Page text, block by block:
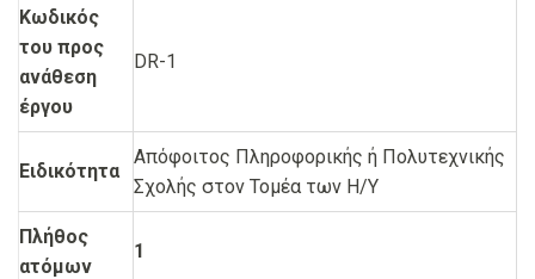
Κωδικός
του προς
ανάθεση
έργου
DR-1
Ειδικότητα
Απόφοιτος Πληροφορικής ή Πολυτεχνικής
Σχολής στον Τομέα των Η/Υ
Πλήθος
ατόμων
1